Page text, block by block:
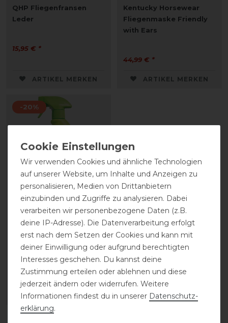
QHP Fliegenfransen
Leder
15,95 € *
ARTIKEL MERKEN
Kentucky Horsewear
Fliegenmaske Friendly
with Ears
44,99 € *
ARTIKEL MERKEN
-20%
NAF Off Citronella
Fliegenspray
statt 21,95 €
17,56 € *
| 23,41 € / Liter
ARTIKEL MERKEN
Wir verwenden Cookies und ähnliche Technologien
auf unserer Website, um Inhalte und Anzeigen zu
personalisieren, Medien von Drittanbietern
einzubinden und Zugriffe zu analysieren. Dabei
verarbeiten wir personenbezogene Daten (z.B.
deine IP-Adresse). Die Datenverarbeitung erfolgt
erst nach dem Setzen der Cookies und kann mit
deiner Einwilligung oder aufgrund berechtigten
Interesses geschehen. Du kannst deine
Zustimmung erteilen oder ablehnen und diese
jederzeit ändern oder widerrufen. Weitere
Informationen findest du in unserer Daten­schutz­
erklärung.